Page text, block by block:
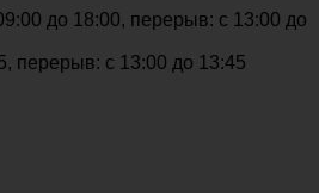
до 18:00, перерыв: с 13:00 до
перерыв: с 13:00 до 13:45